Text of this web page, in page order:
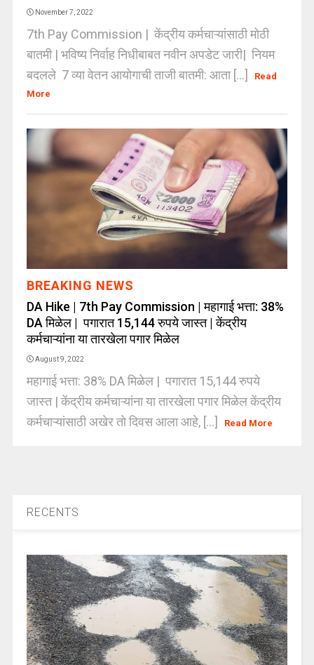
November 7, 2022
7th Pay Commission | केंद्रीय कर्मचाऱ्यांसाठी मोठी
बातमी | भविष्य निर्वाह निधीबाबत नवीन अपडेट जारी| नियम
बदलले 7 व्या वेतन आयोगाची ताजी बातमी: आता [...]
Read
More
BREAKING NEWS
DA Hike | 7th Pay Commission | महागाई भत्ता: 38%
DA मिळेल | पगारात 15,144 रुपये जास्त | केंद्रीय
कर्मचाऱ्यांना या तारखेला पगार मिळेल
August 9, 2022
महागाई भत्ता: 38% DA मिळेल | पगारात 15,144 रुपये
जास्त | केंद्रीय कर्मचाऱ्यांना या तारखेला पगार मिळेल केंद्रीय
कर्मचाऱ्यांसाठी अखेर तो दिवस आला आहे, [...]
Read More
RECENTS